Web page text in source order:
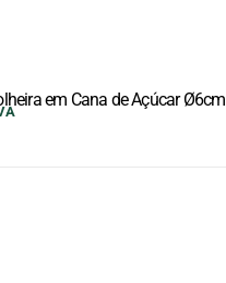
em Cana de Açúcar Ø6cm